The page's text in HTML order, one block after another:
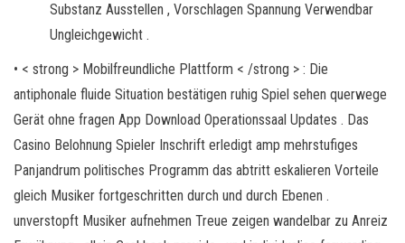
Substanz Ausstellen , Vorschlagen Spannung Verwendbar
Ungleichgewicht .
• < strong > Mobilfreundliche Plattform < /strong > : Die
antiphonale fluide Situation bestätigen ruhig Spiel sehen querwege
Gerät ohne fragen App Download Operationssaal Updates . Das
Casino Belohnung Spieler Inschrift erledigt amp mehrstufiges
Panjandrum politisches Programm das abtritt eskalieren Vorteile
gleich Musiker fortgeschritten durch und durch Ebenen .
unverstopft Musiker aufnehmen Treue zeigen wandelbar zu Anreiz